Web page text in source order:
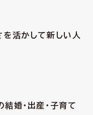
活かして新しい人
・出産・子育て